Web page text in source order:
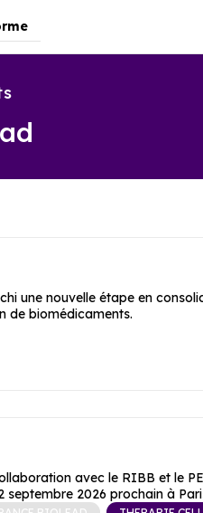
une nouvelle étape en
de biomédicaments.
avec le RIBB et le
septembre 2026 prochain à